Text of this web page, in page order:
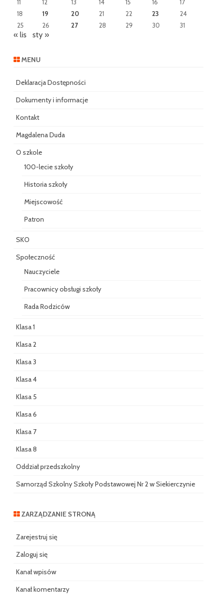
11
12 13 14 15 16
17
18
19 20 21 22 23
24
25
26 27 28 29 30 31
« lis sty »
MENU
Deklaracja Dostępności
Dokumenty i informacje
Kontakt
Magdalena Duda
O szkole
100-lecie szkoły
Historia szkoły
Miejscowość
Patron
SKO
Społeczność
Nauczyciele
Pracownicy obsługi szkoły
Rada Rodziców
Klasa 1
Klasa 2
Klasa 3
Klasa 4
Klasa 5
Klasa 6
Klasa 7
Klasa 8
Oddział przedszkolny
Samorząd Szkolny Szkoły Podstawowej Nr 2 w Siekierczynie
ZARZĄDZANIE STRONĄ
Zarejestruj się
Zaloguj się
Kanał wpisów
Kanał komentarzy